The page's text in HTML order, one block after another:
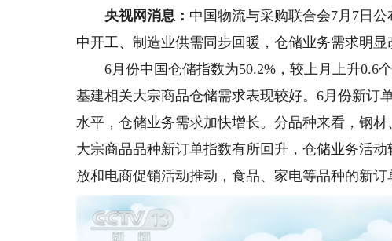
央视网消息： 中国物流与采购联合会7月7日
中开工、制造业供需同步回暖，仓储业务需求明显
6月份中国仓储指数为50.2%，较上月上升0.6
基建相关大宗商品仓储需求表现较好。6月份新订
水平，仓储业务需求加快增长。分品种来看，钢
大宗商品品种新订单指数有所回升，仓储业务活
放和电商促销活动推动，食品、家电等品种的新订